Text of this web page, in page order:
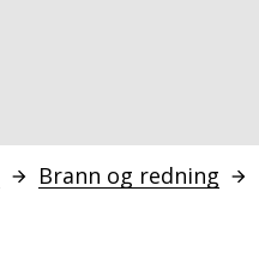
Brann og redning